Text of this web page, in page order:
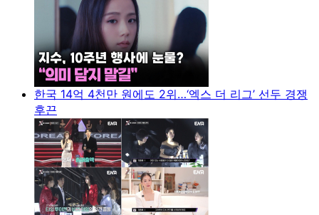
한국 14억 4천만 원에도 2위…‘엑스 더 리그’ 선두 경쟁
후끈